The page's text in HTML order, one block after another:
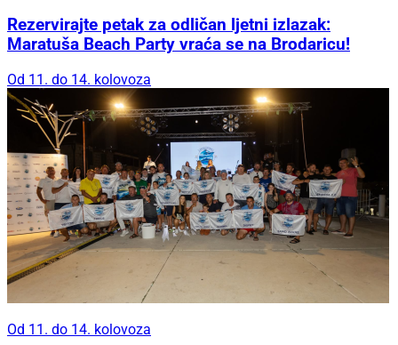
Rezervirajte petak za odličan ljetni izlazak:
Maratuša Beach Party vraća se na Brodaricu!
Od 11. do 14. kolovoza
Od 11. do 14. kolovoza